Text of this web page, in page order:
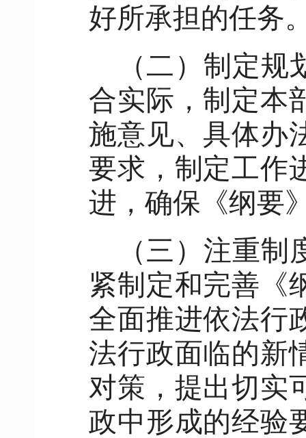
好所承担的任务
（二）制定
合实际，制定本
施意见、具体办
要求，制定工作
进，确保《纲要
（三）注重
紧制定和完善《
全面推进依法行
法行政面临的新
对策，提出切实
政中形成的经验